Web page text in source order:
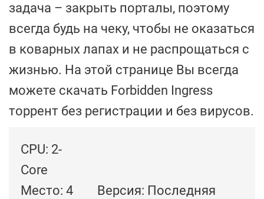
задача – закрыть порталы, поэтому
всегда будь на чеку, чтобы не оказаться
в коварных лапах и не распрощаться с
жизнью. На этой странице Вы всегда
можете скачать Forbidden Ingress
торрент без регистрации и без вирусов.
CPU: 2-
Core
Место: 4
Версия: Последняя